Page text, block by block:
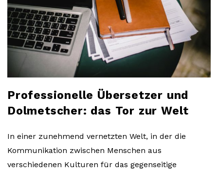
b
l
o
g
Professionelle Übersetzer und
Dolmetscher: das Tor zur Welt
In einer zunehmend vernetzten Welt, in der die
Kommunikation zwischen Menschen aus
verschiedenen Kulturen für das gegenseitige